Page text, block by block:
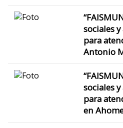
sociales
para
Antonio
sociales
para
en